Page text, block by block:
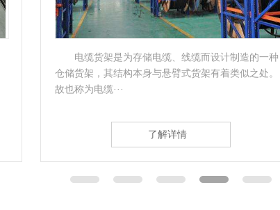
电缆货架是为存储电缆、线缆而设计制造的一种
仓储货架，其结构本身与悬臂式货架有着类似之处。
故也称为电缆···
了解详情